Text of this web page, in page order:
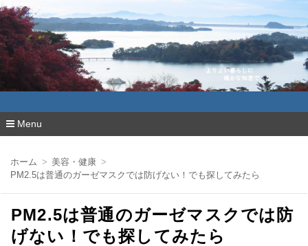
よりよい暮らしに確かな知恵で
Menu
ツ
ホーム
美容・健康
PM2.5は普通のガーゼマスクでは防げない！でも探してみたら
PM2.5は普通のガーゼマスクでは防
げない！でも探してみたら